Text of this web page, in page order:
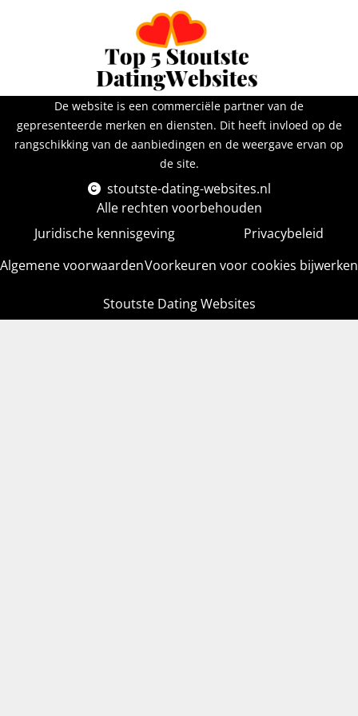
De website is een commerciële partner van de
gepresenteerde merken en diensten. Dit heeft invloed op de
rangschikking van de aanbiedingen en de weergave ervan op
de site.
stoutste-dating-websites.nl
Alle rechten voorbehouden
Juridische kennisgeving
Privacybeleid
Algemene voorwaardenVoorkeuren voor cookies bijwerken
Stoutste Dating Websites